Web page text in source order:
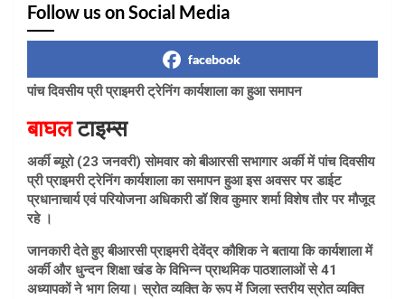
Follow us on Social Media
facebook
पांच दिवसीय प्री प्राइमरी ट्रेनिंग कार्यशाला का हुआ समापन
बाघलटाइम्स
अर्की ब्यूरो (23 जनवरी) सोमवार को बीआरसी सभागार अर्की में पांच दिवसीय
प्री प्राइमरी ट्रेनिंग कार्यशाला का समापन हुआ इस अवसर पर डाईट
प्रधानाचार्य एवं परियोजना अधिकारी डॉ शिव कुमार शर्मा विशेष तौर पर मौजूद
रहे ।
जानकारी देते हुए बीआरसी प्राइमरी देवेंद्र कौशिक ने बताया कि कार्यशाला में
अर्की और धुन्दन शिक्षा खंड के विभिन्न प्राथमिक पाठशालाओं से 41
अध्यापकों ने भाग लिया। स्रोत व्यक्ति के रूप में जिला स्तरीय स्रोत व्यक्ति